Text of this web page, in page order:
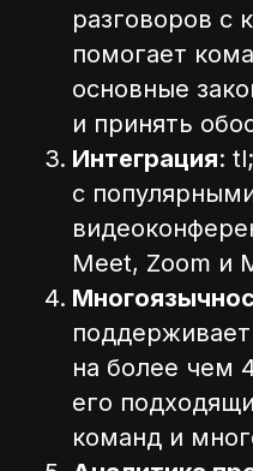
разговоров с
помогает
основные
и принять
Интеграция:
с
Meet, Zoom и
на более чем
его
команд и